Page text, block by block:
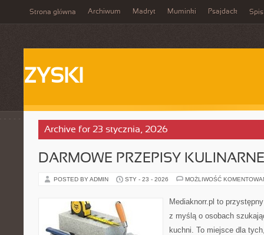
Strona główna Archiwum Madryt Muminki Psajdack Spis
ZYSKI
Archive for 23 stycznia, 2026
DARMOWE PRZEPISY KULINARNE
POSTED BY ADMIN STY - 23 - 2026 MOŻLIWOŚĆ
Mediaknorr.pl to
z myślą o osobach
kuchni. To miejsce dla